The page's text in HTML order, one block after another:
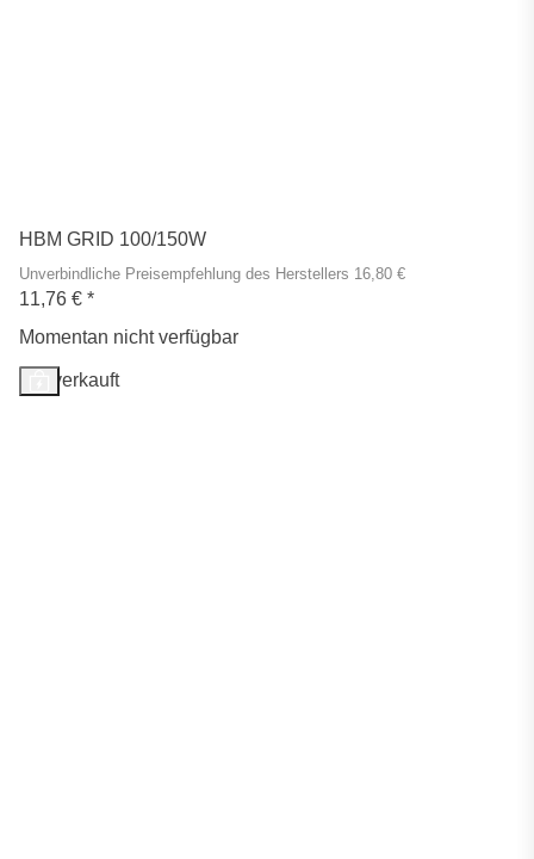
HBM GRID 100/150W
Unverbindliche Preisempfehlung des Herstellers 16,80 €
11,76 € *
Momentan nicht verfügbar
Ausverkauft